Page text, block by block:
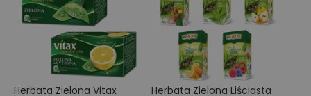
Herbata Zielona Vitax Herbata Zielona Liściasta